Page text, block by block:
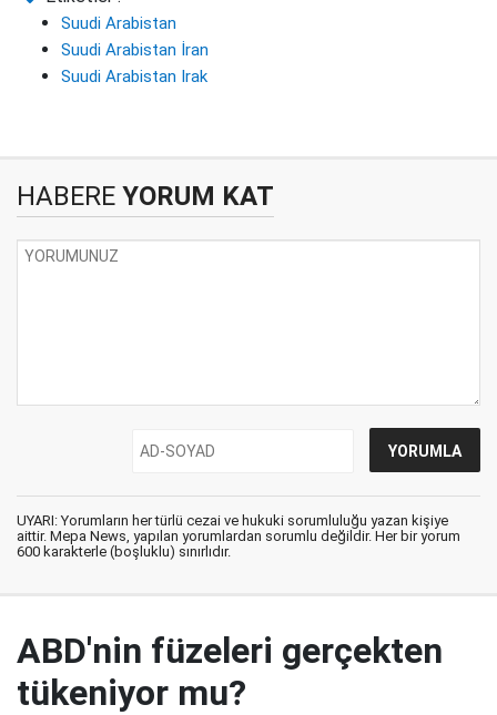
Suudi Arabistan
Suudi Arabistan İran
Suudi Arabistan Irak
HABERE YORUM KAT
UYARI: Yorumların her türlü cezai ve hukuki sorumluluğu yazan kişiye
aittir. Mepa News, yapılan yorumlardan sorumlu değildir. Her bir yorum
600 karakterle (boşluklu) sınırlıdır.
ABD'nin füzeleri gerçekten
tükeniyor mu?